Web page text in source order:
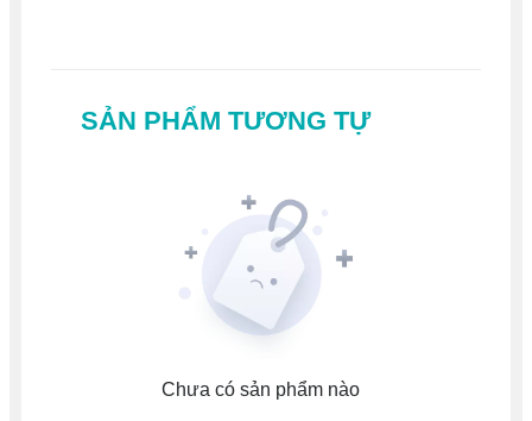
SẢN PHẨM TƯƠNG TỰ
Chưa có sản phẩm nào